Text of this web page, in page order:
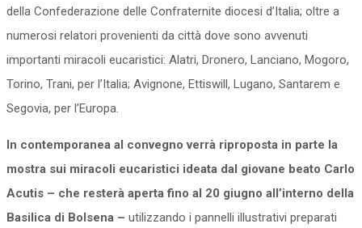
della Confederazione delle Confraternite diocesi d’Italia; oltre a
numerosi relatori provenienti da città dove sono avvenuti
importanti miracoli eucaristici: Alatri, Dronero, Lanciano, Mogoro,
Torino, Trani, per l’Italia; Avignone, Ettiswill, Lugano, Santarem e
Segovia, per l’Europa.
In contemporanea al convegno verrà riproposta in parte la
mostra sui miracoli eucaristici ideata dal giovane beato Carlo
Acutis – che resterà aperta fino al 20 giugno all’interno della
Basilica di Bolsena – utilizzando i pannelli illustrativi preparati